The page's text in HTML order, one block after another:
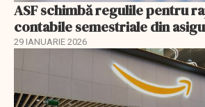
ASF schimbă regulile pentru
contabile semestriale din
29 IANUARIE 2026